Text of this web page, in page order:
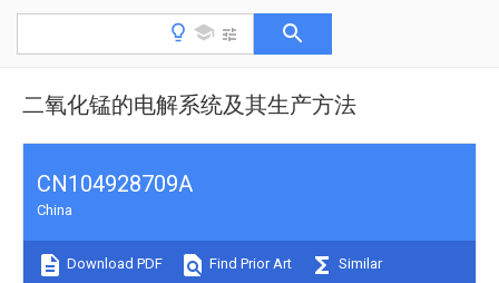
二氧化锰的电解系统及其生产方法
CN104928709A
China
Download PDF Find Prior Art Similar